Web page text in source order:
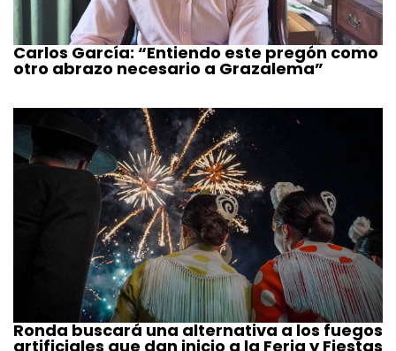
Carlos García: “Entiendo este pregón como
otro abrazo necesario a Grazalema”
Ronda buscará una alternativa a los fuegos
artificiales que dan inicio a la Feria y Fiestas